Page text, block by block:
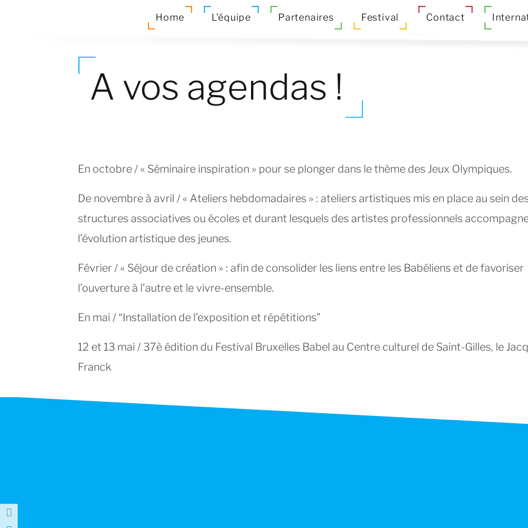
Home L’équipe Partenaires Festival Contact
A vos agendas !
En octobre / « Séminaire inspiration » pour se plonger dans le thème des Jeux Olympiques.
De novembre à avril / « Ateliers hebdomadaires » : ateliers artistiques mis en place au sein
structures associatives ou écoles et durant lesquels des artistes professionnels
l’évolution artistique des jeunes.
Février / « Séjour de création » : afin de consolider les liens entre les Babéliens et de favoriser
l’ouverture à l’autre et le vivre-ensemble.
En mai / “Installation de l’exposition et répétitions”
12 et 13 mai / 37è édition du Festival Bruxelles Babel au Centre culturel de Saint-Gilles, le
Franck